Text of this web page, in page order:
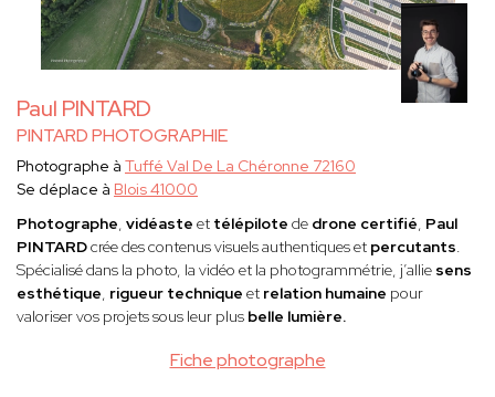
Paul PINTARD
PINTARD PHOTOGRAPHIE
Fiche photographe
Photographe à Tuffé Val De La Chéronne 72160
Se déplace à Blois 41000
Photographe, vidéaste et télépilote de drone certifié, Paul
PINTARDcrée des contenus visuels authentiques et percutants.
Spécialisé dans la photo, la vidéo et la photogrammétrie, j’allie sens
esthétique, rigueur technique et relation humaine pour
valoriser vos projets sous leur plus belle lumière.